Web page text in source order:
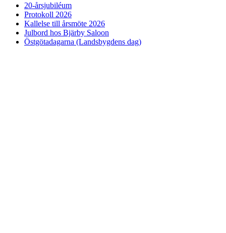
20-årsjubiléum
Protokoll 2026
Kallelse till årsmöte 2026
Julbord hos Bjärby Saloon
Östgötadagarna (Landsbygdens dag)